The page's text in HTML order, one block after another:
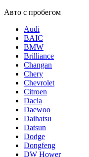
Авто с пробегом
Audi
BAIC
BMW
Brilliance
Changan
Chery
Chevrolet
Citroen
Dacia
Daewoo
Daihatsu
Datsun
Dodge
Dongfeng
DW Hower